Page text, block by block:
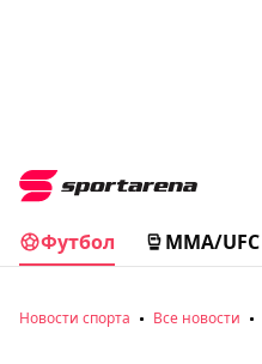
Футбол MMA/UFC
Новости спорта Все новости